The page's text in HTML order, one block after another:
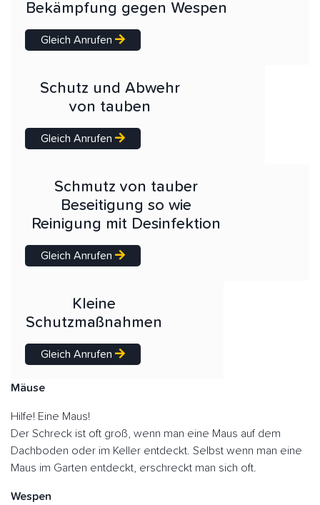
Bekämpfung gegen Wespen
Gleich Anrufen
Schutz und Abwehr
von tauben
Gleich Anrufen
Schmutz von tauber
Beseitigung so wie
Reinigung mit Desinfektion
Gleich Anrufen
Kleine
Schutzmaßnahmen
Gleich Anrufen
Mäuse
Hilfe! Eine Maus!
Der Schreck ist oft groß, wenn man eine Maus auf dem
Dachboden oder im Keller entdeckt. Selbst wenn man eine
Maus im Garten entdeckt, erschreckt man sich oft.
Wespen